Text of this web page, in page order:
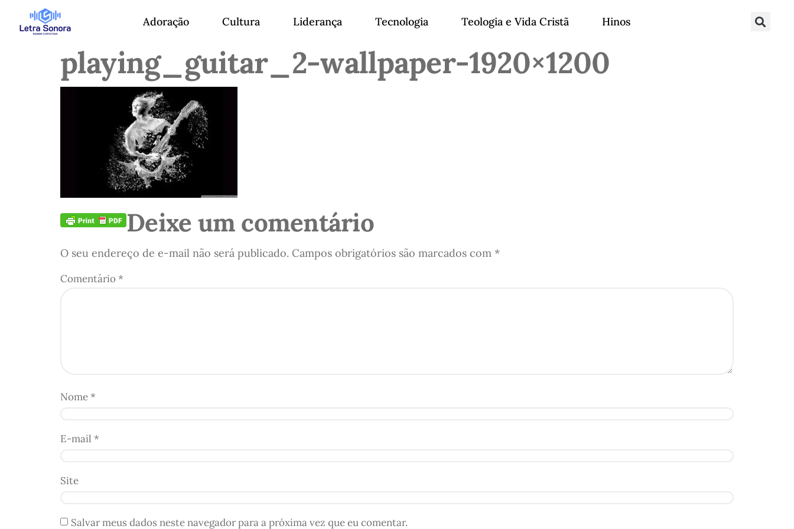
Adoração Cultura Liderança Tecnologia Teologia e Vida Cristã Hinos
playing_guitar_2-wallpaper-1920×1200
Deixe um comentário
O seu endereço de e-mail não será publicado. Campos obrigatórios são marcados com *
Comentário*
Nome*
E-mail *
Site
Salvar meus dados neste navegador para a próxima vez que eu comentar.